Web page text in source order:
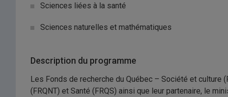
Sciences liées à la santé
Sciences naturelles et mathématiques
Description du programme
Les Fonds de recherche du Québec – Société et culture
(FRQNT) et Santé (FRQS) ainsi que leur partenaire, le